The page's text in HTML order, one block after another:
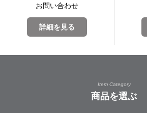
お問い合わせ
詳細を見る
Item Category
商品を選ぶ